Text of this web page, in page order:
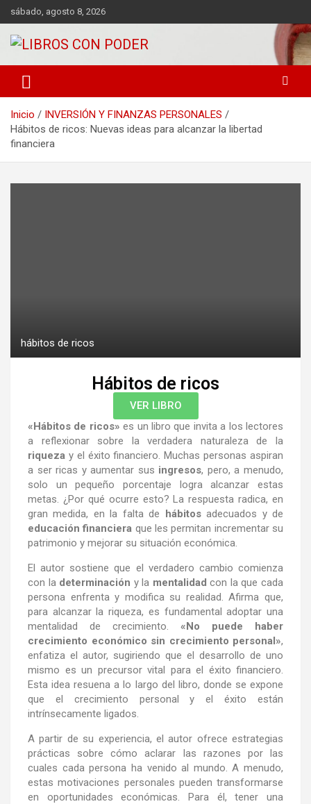
sábado, agosto 8, 2026
Libros con Poder
LIBROS DE CRECIMIENTO DESARROLLO PERSONAL FINANZAS
PERSONALES MOTIVACION AUTOAYUDA MEJORES RANKING
Inicio
INVERSIÓN Y FINANZAS PERSONALES
Hábitos de ricos: Nuevas ideas para alcanzar la libertad
financiera
hábitos de ricos
Hábitos de ricos
VER LIBRO
«Hábitos de ricos» es un libro que invita a los lectores
a reflexionar sobre la verdadera naturaleza de la
riqueza y el éxito financiero. Muchas personas aspiran
a ser ricas y aumentar sus ingresos, pero, a menudo,
solo un pequeño porcentaje logra alcanzar estas
metas. ¿Por qué ocurre esto? La respuesta radica, en
gran medida, en la falta de hábitosadecuados y de
educación financiera que les permitan incrementar su
patrimonio y mejorar su situación económica.
El autor sostiene que el verdadero cambio comienza
con la determinación y la mentalidad con la que cada
persona enfrenta y modifica su realidad. Afirma que,
para alcanzar la riqueza, es fundamental adoptar una
mentalidad de crecimiento. «No puede haber
crecimiento económico sin crecimiento personal»,
enfatiza el autor, sugiriendo que el desarrollo de uno
mismo es un precursor vital para el éxito financiero.
Esta idea resuena a lo largo del libro, donde se expone
que el crecimiento personal y el éxito están
intrínsecamente ligados.
A partir de su experiencia, el autor ofrece estrategias
prácticas sobre cómo aclarar las razones por las
cuales cada persona ha venido al mundo. A menudo,
estas motivaciones personales pueden transformarse
en oportunidades económicas. Para él, tener una